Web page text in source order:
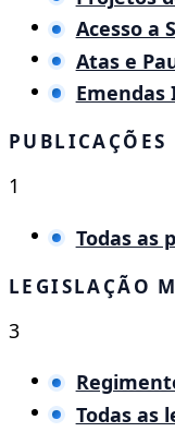
Acesso a
Atas e
PUBLICAÇÕES
1
Todas as
LEGISLAÇÃO
3
Todas as